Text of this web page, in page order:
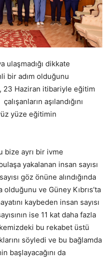
ulaşmadığı dikkate
bir adım olduğunu
23 Haziran itibariyle eğitim
aşılandığını
yüze eğitimin
bize ayrı bir ivme
yakalanan insan sayısı
göz önüne alındığında
ve Güney Kıbrıs’ta
kaybeden insan sayısı
ise 11 kat daha fazla
bu rekabet üstü
söyledi ve bu bağlamda
başlayacağını da